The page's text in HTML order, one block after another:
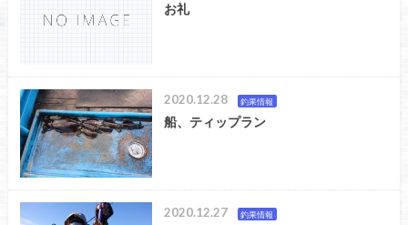
お礼
2020.12.28 釣果情報
船、ティップラン
2020.12.27 釣果情報